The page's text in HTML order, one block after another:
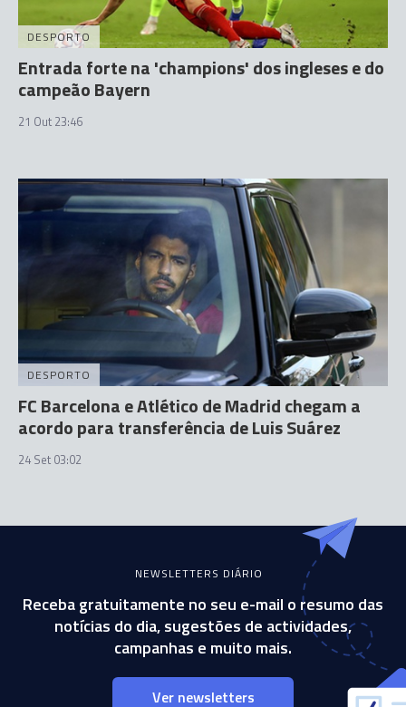
DESPORTO
Entrada forte na 'champions' dos ingleses e do
campeão Bayern
21 Out 23:46
DESPORTO
FC Barcelona e Atlético de Madrid chegam a
acordo para transferência de Luis Suárez
24 Set 03:02
NEWSLETTERS DIÁRIO
Receba gratuitamente no seu e-mail o resumo das
notícias do dia, sugestões de actividades,
campanhas e muito mais.
Ver newsletters